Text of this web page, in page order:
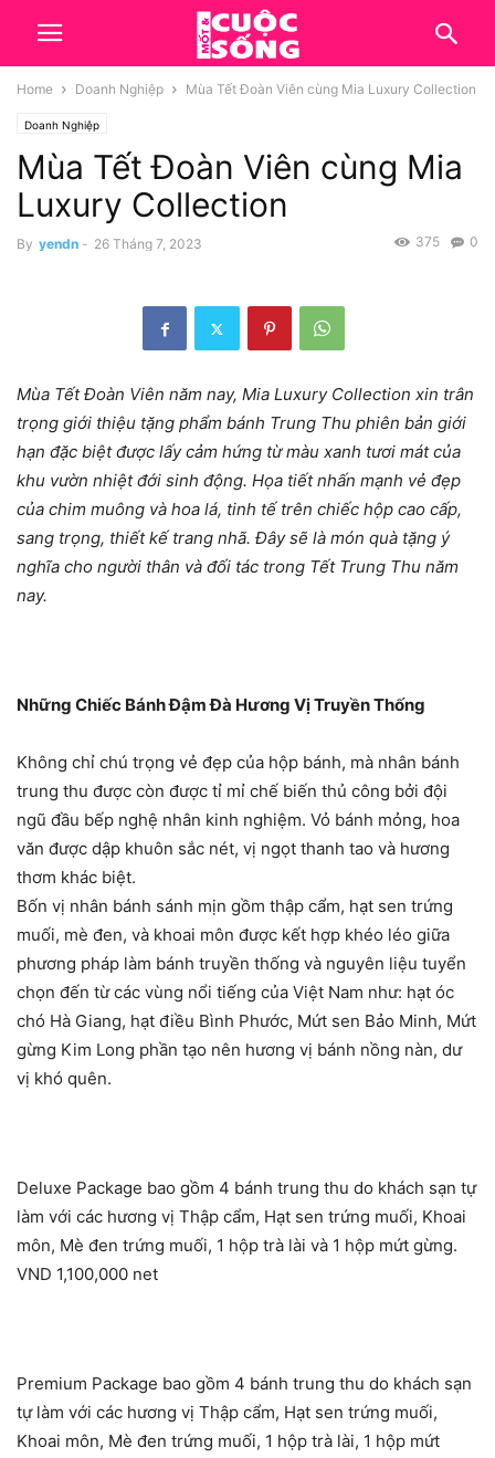
Home Doanh Nghiệp Mùa Tết Đoàn Viên cùng Mia Luxury Collection
Doanh Nghiệp
Mùa Tết Đoàn Viên cùng Mia
Luxury Collection
By yendn - 26 Tháng 7, 2023 0
375
Mùa Tết Đoàn Viên năm nay, Mia Luxury Collection xin trân
trọng giới thiệu tặng phẩm bánh Trung Thu phiên bản giới
hạn đặc biệt được lấy cảm hứng từ màu xanh tươi mát của
khu vườn nhiệt đới sinh động. Họa tiết nhấn mạnh vẻ đẹp
của chim muông và hoa lá, tinh tế trên chiếc hộp cao cấp,
sang trọng, thiết kế trang nhã. Đây sẽ là món quà tặng ý
nghĩa cho người thân và đối tác trong Tết Trung Thu năm
nay.
Những Chiếc Bánh Đậm Đà Hương Vị Truyền Thống
Không chỉ chú trọng vẻ đẹp của hộp bánh, mà nhân bánh
trung thu được còn được tỉ mỉ chế biến thủ công bởi đội
ngũ đầu bếp nghệ nhân kinh nghiệm. Vỏ bánh mỏng, hoa
văn được dập khuôn sắc nét, vị ngọt thanh tao và hương
thơm khác biệt.
Bốn vị nhân bánh sánh mịn gồm thập cẩm, hạt sen trứng
muối, mè đen, và khoai môn được kết hợp khéo léo giữa
phương pháp làm bánh truyền thống và nguyên liệu tuyển
chọn đến từ các vùng nổi tiếng của Việt Nam như: hạt óc
chó Hà Giang, hạt điều Bình Phước, Mứt sen Bảo Minh, Mứt
gừng Kim Long phần tạo nên hương vị bánh nồng nàn, dư
vị khó quên.
Deluxe Package bao gồm 4 bánh trung thu do khách sạn tự
làm với các hương vị Thập cẩm, Hạt sen trứng muối, Khoai
môn, Mè đen trứng muối, 1 hộp trà lài và 1 hộp mứt gừng.
VND 1,100,000 net
Premium Package bao gồm 4 bánh trung thu do khách sạn
tự làm với các hương vị Thập cẩm, Hạt sen trứng muối,
Khoai môn, Mè đen trứng muối, 1 hộp trà lài, 1 hộp mứt